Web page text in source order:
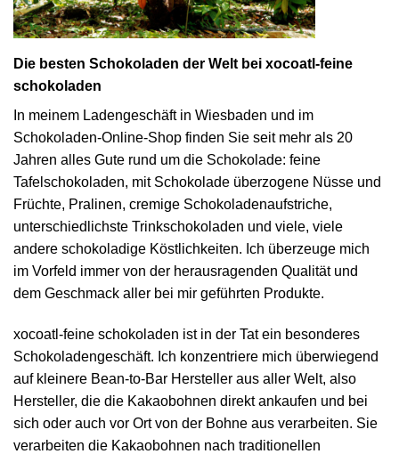
Die besten Schokoladen der Welt bei xocoatl-feine
schokoladen
In meinem Ladengeschäft in Wiesbaden und im
Schokoladen-Online-Shop finden Sie seit mehr als 20
Jahren alles Gute rund um die Schokolade: feine
Tafelschokoladen, mit Schokolade überzogene Nüsse und
Früchte, Pralinen, cremige Schokoladenaufstriche,
unterschiedlichste Trinkschokoladen und viele, viele
andere schokoladige Köstlichkeiten. Ich überzeuge mich
im Vorfeld immer von der herausragenden Qualität und
dem Geschmack aller bei mir geführten Produkte.
xocoatl-feine schokoladen ist in der Tat ein besonderes
Schokoladengeschäft. Ich konzentriere mich überwiegend
auf kleinere Bean-to-Bar Hersteller aus aller Welt, also
Hersteller, die die Kakaobohnen direkt ankaufen und bei
sich oder auch vor Ort von der Bohne aus verarbeiten. Sie
verarbeiten die Kakaobohnen nach traditionellen